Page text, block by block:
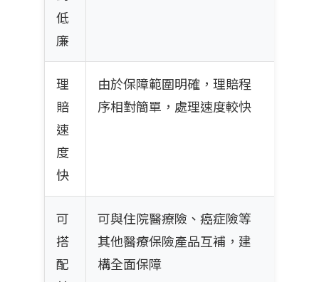
低
廉
理
賠
速
度
快
由於保障範圍明確，理賠程
序相對簡單，處理速度較快
可
搭
配
可與住院醫療險、癌症險等
其他醫療保險產品互補，建
構全面保障